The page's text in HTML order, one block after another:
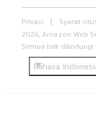
Privasi Syarat
2026, Amazon Web
Semua hak dilindungi
Bahasa